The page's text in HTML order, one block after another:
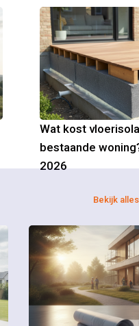
Wat kost
bestaande
2026
Bekijk